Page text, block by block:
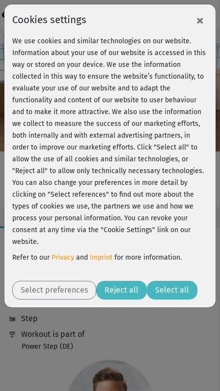
Play
Video
Course preview - join now!
Marcels Step Workout - komplett
Workout Facts
intermediate
751 kcal
Marcel Kuhn
Step
Workout is part of
Power Step (DE)
Cookies settings ×
We use cookies and similar technologies on our website.
Information about your use of our website is accessed in this
way or stored on your device. We use the information
collected in this way to ensure the website’s functionality, to
evaluate your use of our website and to adapt the
functionality and content of our website to user behaviour
and to make it more attractive. We also use the information
we collect to measure the success of our marketing efforts,
both internally and with external advertising partners, in
order to improve our marketing efforts. Click "Select all" to
allow the use of all cookies and similar technologies, or
"Reject all" to allow only technically necessary technologies.
You can also change your preferences in more detail by
clicking on "Select references" to find out more about the
types of cookies we use, the partners we use and how we
process your personal information. You can revoke your
consent at any time via the "Cookie Settings" link on our
website.
Refer to our Privacy and Imprint for more information.
Select preferences Reject all Select all